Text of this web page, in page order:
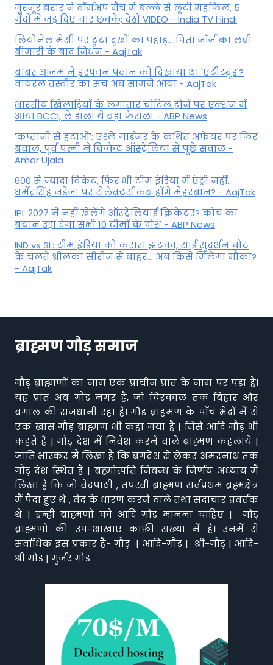
गुरनूर बरार ने वॉर्मअप मैच में बल्ले से लूटी महफिल, 5
गेंदों में जड़ दिए चार छक्के; देखें VIDEO - India TV Hindi
लियोनेल मेसी पर टूटा दुखों का पहाड़... पिता जॉर्ज का लंबी
बीमारी के बाद निधन - AajTak
बाबर आजम ने इरफान पठान को दिखाया था 'एटीट्यूड'?
वायरल तस्वीर का सच अब सामने आया - AajTak
भारतीय खिलाड़ियों के लगातार चोटिल होने पर एक्शन में
आया BCCI, ले डाला ये बड़ा फैसला - ABP News
'कप्तानी से हटाओ': एश्ले गार्डनर के कथित अफेयर पर फिर
बवाल, पूर्व पत्नी ने क्रिकेट ऑस्ट्रेलिया से पूछे सवाल -
Amar Ujala
600 से ज्यादा विकेट, फिर भी टीम इंडिया में एंट्री नहीं...
धर्मेंद्रसिंह जडेजा पर सेलेक्टर्स कब होंगे मेहरबान? - AajTak
IPL 2027 में नहीं खेलेंगे ऑस्ट्रेलियाई क्रिकेटर? कोच का
बयान उड़ा देगा सभी 10 टीमों के होश - ABP News
IND vs SL: टीम इंड‍िया को करारा झटका, साई सुदर्शन चोट
के चलते श्रीलंका सीरीज से बाहर... अब किसे म‍िलेगा मौका?
- AajTak
ब्राह्मण गौड़ समाज
गौड़ ब्राह्मणों का नाम एक प्राचीन प्रांत के नाम पर पड़ा है।
यह प्रांत अब गौड़ नगर है, जो चिरकाल तक बिहार और
बंगाल की राजधानी रहा है। गौड़ ब्राहमण के पाँच भेदों में से
एक खास गौड़ ब्राह्मण भी कहा गया है | जिसे आदि गौड़ भी
कहते हैं | गौड़ देश में निवेश करने वाले ब्राह्मण कहलाये |
जाति भास्कर मैं लिखा है कि बंगदेश से लेकर अमरनाथ तक
गौड़ देश स्थित है | ब्रह्मोत्पत्ति निबन्ध के निर्णय अध्याय मैं
लिखा है कि जो वेदपाठी , तपस्वी ब्राह्मण सर्वप्रथम ब्रह्मक्षेत्र
मैं पैदा हुए थे , वेद के धारण करने वाले तथा सदाचार प्रवर्तक
थे | इन्ही ब्राह्मणो को आदि गौड़ मानना चाहिए | गौड़
ब्राह्मणों की उप-शाखाएं काफ़ी संख्या में हैं। उनमें से
सर्वाधिक इस प्रकार हैं- गौड़ | आदि-गौड़ | श्री-गौड़ | आदि-
श्री गौड़ | गुर्जर गौड़